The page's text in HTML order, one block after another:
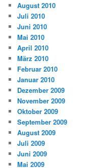
August 2010
Juli 2010
Juni 2010
Mai 2010
April 2010
März 2010
Februar 2010
Januar 2010
Dezember 2009
November 2009
Oktober 2009
September 2009
August 2009
Juli 2009
Juni 2009
Mai 2009